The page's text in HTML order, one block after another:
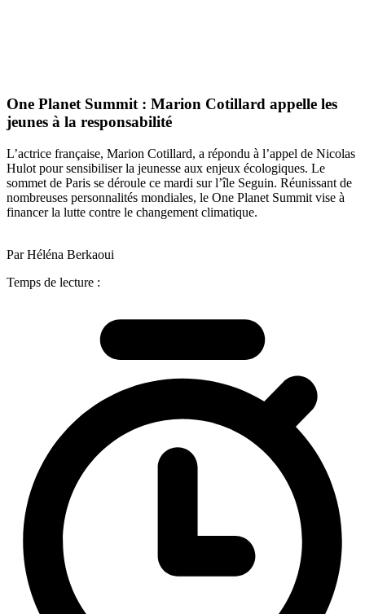
One Planet Summit : Marion Cotillard appelle les
jeunes à la responsabilité
L’actrice française, Marion Cotillard, a répondu à l’appel de Nicolas
Hulot pour sensibiliser la jeunesse aux enjeux écologiques. Le
sommet de Paris se déroule ce mardi sur l’île Seguin. Réunissant de
nombreuses personnalités mondiales, le One Planet Summit vise à
financer la lutte contre le changement climatique.
Par Héléna Berkaoui
Temps de lecture :